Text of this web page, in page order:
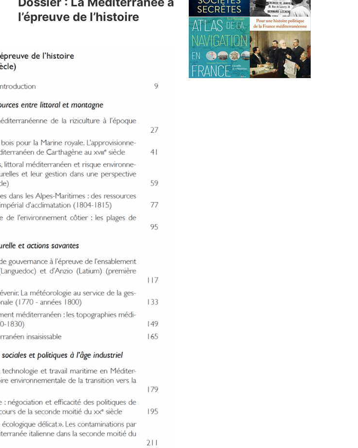
l’épreuve de l’histoire